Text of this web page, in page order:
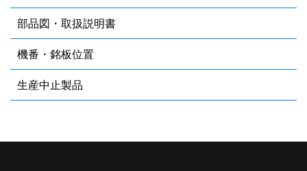
部品図・取扱説明書
機番・銘板位置
生産中止製品